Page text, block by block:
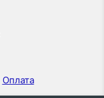
Оплата